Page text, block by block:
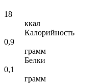
18
ккал
Калорийность
0,9
грамм
Белки
0,1
грамм